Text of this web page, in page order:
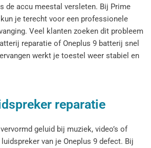
de accu meestal versleten. Bij Prime
je terecht voor een professionele
Veel klanten zoeken dit probleem
reparatie of Oneplus 9 batterij snel
werkt je toestel weer stabiel en
reparatie
geluid bij muziek, video’s of
van je Oneplus 9 defect. Bij